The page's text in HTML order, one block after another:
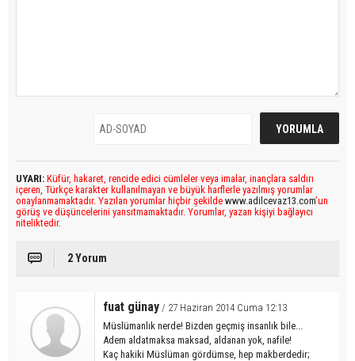
UYARI: Küfür, hakaret, rencide edici cümleler veya imalar, inançlara saldırı
içeren, Türkçe karakter kullanılmayan ve büyük harflerle yazılmış yorumlar
onaylanmamaktadır. Yazılan yorumlar hiçbir şekilde www.adilcevaz13.com’un
görüş ve düşüncelerini yansıtmamaktadır. Yorumlar, yazan kişiyi bağlayıcı
niteliktedir.
2 Yorum
fuat günay / 27 Haziran 2014 Cuma 12:13
Müslümanlık nerde! Bizden geçmiş insanlık bile...
Adem aldatmaksa maksad, aldanan yok, nafile!
Kaç hakiki Müslüman gördümse, hep makberdedir;